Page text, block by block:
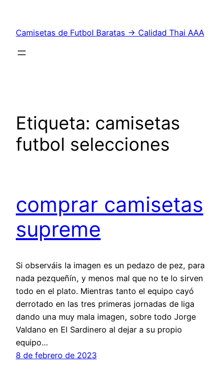
contenido
Camisetas de Futbol Baratas → Calidad Thai AAA
Etiqueta: camisetas
futbol selecciones
comprar camisetas
supreme
Si observáis la imagen es un pedazo de pez, para
nada pezqueñín, y menos mal que no te lo sirven
todo en el plato. Mientras tanto el equipo cayó
derrotado en las tres primeras jornadas de liga
dando una muy mala imagen, sobre todo Jorge
Valdano en El Sardinero al dejar a su propio
equipo…
8 de febrero de 2023